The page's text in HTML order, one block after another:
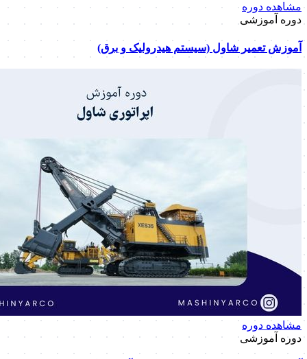
مشاهده دوره
دوره آموزشی
آموزش تعمیر شاول (سیستم هیدرولیک و برق)
مشاهده دوره
دوره آموزشی